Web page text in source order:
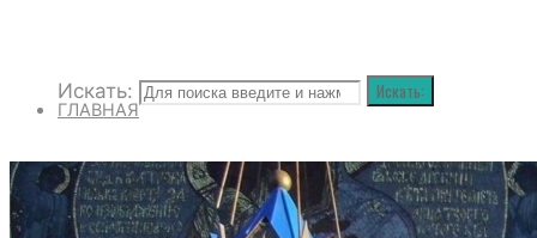
Искать: Искать:
ГЛАВНАЯ
О СОБОРЕ